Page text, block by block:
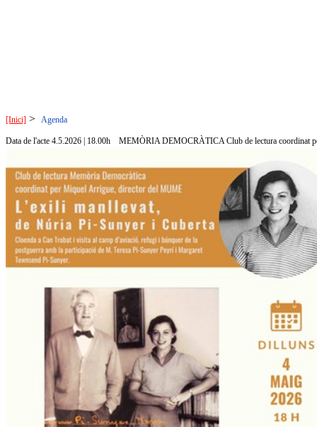
[Inici] > Agenda
Data de l'acte 4.5.2026 | 18.00h MEMÒRIA DEMOCRÀTICA Club de lectura coordinat